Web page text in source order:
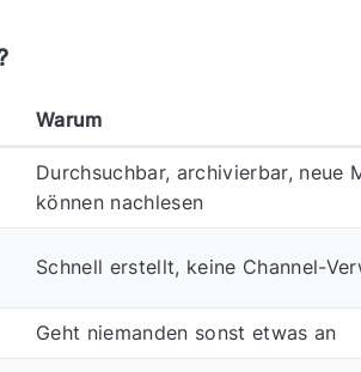
Warum
Durchsuchbar, archivierbar, neue
können nachlesen
Schnell erstellt, keine Channel-
Geht niemanden sonst etwas an